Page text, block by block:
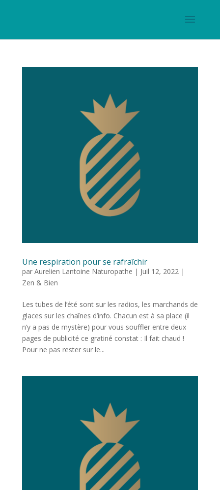
Une respiration pour se rafraîchir
par Aurelien Lantoine Naturopathe | Juil 12, 2022|
Zen & Bien
Les tubes de l’été sont sur les radios, les marchands de
glaces sur les chaînes d’info. Chacun est à sa place (il
n’y a pas de mystère) pour vous souffler entre deux
pages de publicité ce gratiné constat : Il fait chaud !
Pour ne pas rester sur le...